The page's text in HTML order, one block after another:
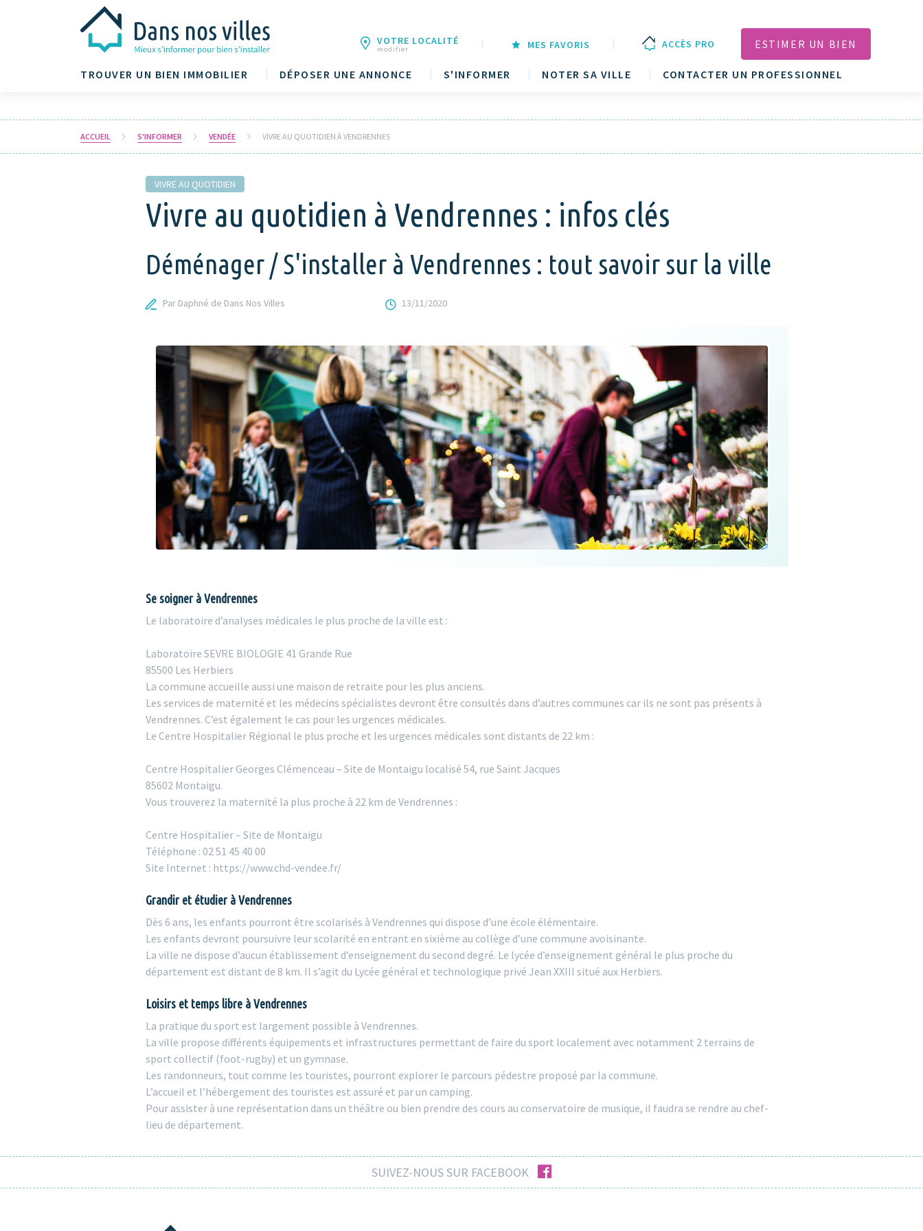
TROUVER UN BIEN IMMOBILIER DÉPOSER UNE ANNONCE S'INFORMER NOTER SA VILLE CONTACTER UN PROFESSIONNEL
VOTRE LOCALITÉ
modifier MES FAVORIS ACCÈS PRO ESTIMER UN BIEN
ACCUEIL S'INFORMER VENDÉE VIVRE AU QUOTIDIEN À VENDRENNES
VIVRE AU QUOTIDIEN
Vivre au quotidien à Vendrennes : infos clés
Déménager / S'installer à Vendrennes : tout savoir sur la ville
Par Daphné de Dans Nos Villes 13/11/2020
Se soigner à Vendrennes
Le laboratoire d’analyses médicales le plus proche de la ville est :
Laboratoire SEVRE BIOLOGIE 41 Grande Rue
85500 Les Herbiers
La commune accueille aussi une maison de retraite pour les plus anciens.
Les services de maternité et les médecins spécialistes devront être consultés dans d’autres communes car ils ne sont pas présents à
Vendrennes. C’est également le cas pour les urgences médicales.
Le Centre Hospitalier Régional le plus proche et les urgences médicales sont distants de 22 km :
Centre Hospitalier Georges Clémenceau – Site de Montaigu localisé 54, rue Saint Jacques
85602 Montaigu.
Vous trouverez la maternité la plus proche à 22 km de Vendrennes :
Centre Hospitalier – Site de Montaigu
Téléphone : 02 51 45 40 00
Site Internet : https://www.chd-vendee.fr/
Grandir et étudier à Vendrennes
Dès 6 ans, les enfants pourront être scolarisés à Vendrennes qui dispose d’une école élémentaire.
Les enfants devront poursuivre leur scolarité en entrant en sixième au collège d’une commune avoisinante.
La ville ne dispose d’aucun établissement d’enseignement du second degré. Le lycée d’enseignement général le plus proche du
département est distant de 8 km. Il s’agit du Lycée général et technologique privé Jean XXIII situé aux Herbiers.
Loisirs et temps libre à Vendrennes
La pratique du sport est largement possible à Vendrennes.
La ville propose différents équipements et infrastructures permettant de faire du sport localement avec notamment 2 terrains de
sport collectif (foot-rugby) et un gymnase.
Les randonneurs, tout comme les touristes, pourront explorer le parcours pédestre proposé par la commune.
L’accueil et l’hébergement des touristes est assuré et par un camping.
Pour assister à une représentation dans un théâtre ou bien prendre des cours au conservatoire de musique, il faudra se rendre au chef-
lieu de département.
SUIVEZ-NOUS SUR FACEBOOK facebook